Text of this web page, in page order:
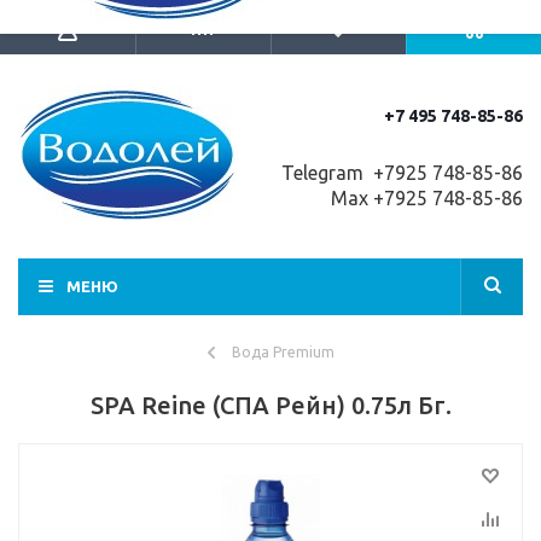
+7 495 748-85-86
Telegram +7925 748-85-86
Max +7925 748-85-86
МЕНЮ
Вода Premium
SPA Reine (СПА Рейн) 0.75л Бг.